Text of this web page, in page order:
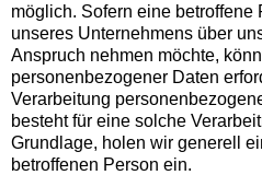
möglich. Sofern eine
unseres Unternehmens über
Anspruch nehmen möchte,
personenbezogener Daten
Verarbeitung
besteht für eine solche
Grundlage, holen wir generell
betroffenen Person ein.